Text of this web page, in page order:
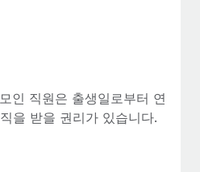
해 네 개의 시장에서 글로벌
디오 제작이 어느 때보다 중요해졌습
은 그렇게 높은 품질의...
인 직원은 출생일로부터 연
을 받을 권리가 있습니다.